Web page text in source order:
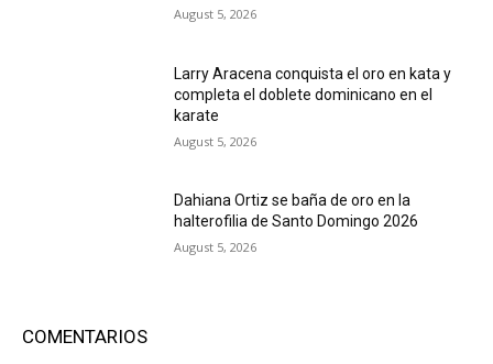
August 5, 2026
Larry Aracena conquista el oro en kata y
completa el doblete dominicano en el
karate
August 5, 2026
Dahiana Ortiz se baña de oro en la
halterofilia de Santo Domingo 2026
August 5, 2026
COMENTARIOS